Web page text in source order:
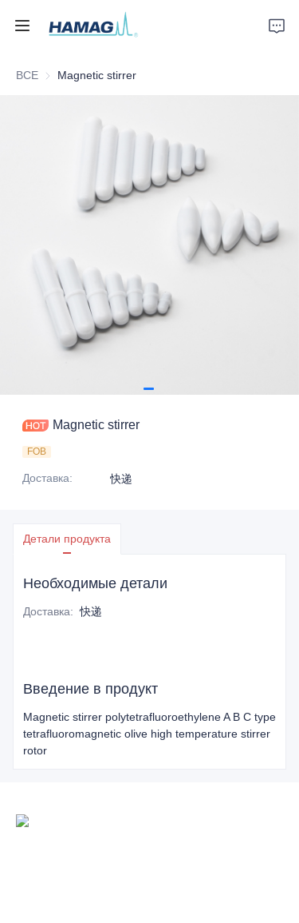
ВСЕ Magnetic stirrer
Magnetic stirrer
FOB
Доставка: 快递
Детали продукта
Необходимые детали
Доставка: 快递
Введение в продукт
Magnetic stirrer polytetrafluoroethylene A B C type
tetrafluoromagnetic olive high temperature stirrer
rotor
Главная